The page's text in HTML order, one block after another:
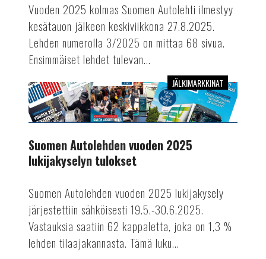
Vuoden 2025 kolmas Suomen Autolehti ilmestyy
kesätauon jälkeen keskiviikkona 27.8.2025.
Lehden numerolla 3/2025 on mittaa 68 sivua.
Ensimmäiset lehdet tulevan...
Suomen
Autolehden
vuoden
lukijakyselyn
tulokset
JÄLKIMARKKINAT
Suomen Autolehden vuoden 2025
lukijakyselyn tulokset
Suomen Autolehden vuoden 2025 lukijakysely
järjestettiin sähköisesti 19.5.-30.6.2025.
Vastauksia saatiin 62 kappaletta, joka on 1,3 %
lehden tilaajakannasta. Tämä luku...